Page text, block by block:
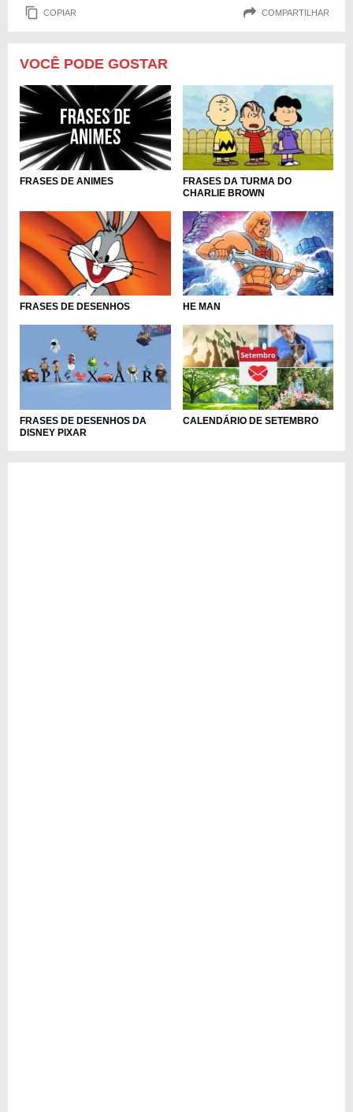
COPIAR COMPARTILHAR
VOCÊ PODE GOSTAR
FRASES DE ANIMES
FRASES DA TURMA DO
CHARLIE BROWN
FRASES DE DESENHOS HE MAN
FRASES DE DESENHOS DA
DISNEY PIXAR
CALENDÁRIO DE SETEMBRO